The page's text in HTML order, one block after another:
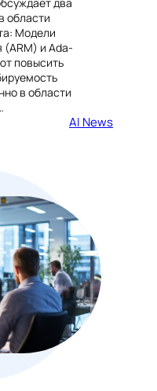
два
области
Модели
(ARM) и Ada-
повысить
в области
AI News